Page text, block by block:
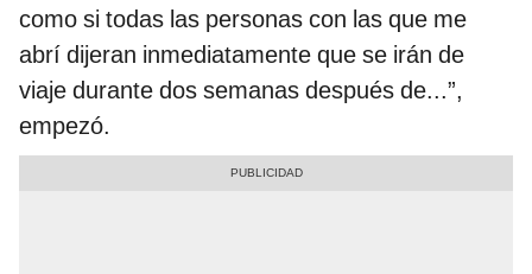
como si todas las personas con las que me
abrí dijeran inmediatamente que se irán de
viaje durante dos semanas después de...”,
empezó.